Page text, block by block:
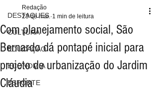
DESTAQUES
CULTURA
EDUCAÇÃO
ECONOMIA
ESPORTE
Com planejamento social, São
Bernardo dá pontapé inicial para
projeto de urbanização do Jardim
Cláudia
Redação
23 de mai. 1 min de leitura